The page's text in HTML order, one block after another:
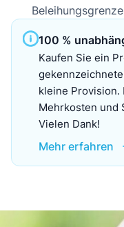
100 %
Kaufen Sie ein
kleine Provision.
Mehrkosten und
Vielen Dank!
Mehr erfahren